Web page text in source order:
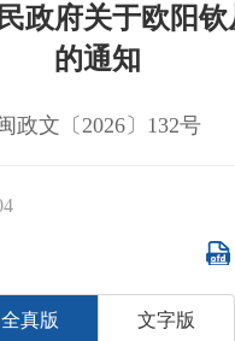
政府关于欧阳钦
的通知
政文〔2026〕132号
全真版 文字版